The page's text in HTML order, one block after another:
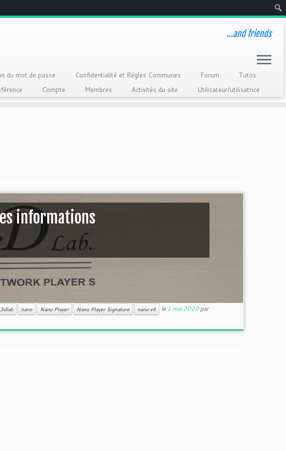
…and friends
du mot de passe Confidentialité et Règles Communes Forum
Tutos
Compte Membres Activités du site Utilisateur/utilisatrice
informations
3dlab nano Nano Player Nano Player Signature nano v4 le1 mai 2020 par